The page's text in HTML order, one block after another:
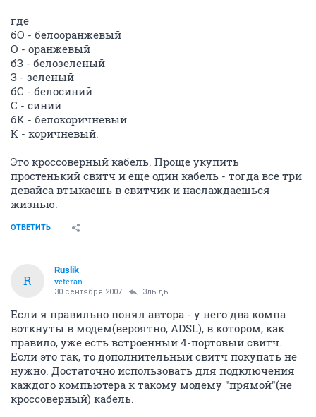
где
бО - белооранжевый
О - оранжевый
бЗ - белозеленый
З - зеленый
бС - белосиний
С - синий
бК - белокоричневый
К - коричневый.
Это кроссоверный кабель. Проще укупить
простенький свитч и еще один кабель - тогда все три
девайса втыкаешь в свитчик и наслаждаешься
жизнью.
ОТВЕТИТЬ
R
Ruslik
veteran
30 сентября 2007 Злыдь
Если я правильно понял автора - у него два компа
воткнуты в модем(вероятно, ADSL), в котором, как
правило, уже есть встроенный 4-портовый свитч.
Если это так, то дополнительный свитч покупать не
нужно. Достаточно использовать для подключения
каждого компьютера к такому модему "прямой"(не
кроссоверный) кабель.